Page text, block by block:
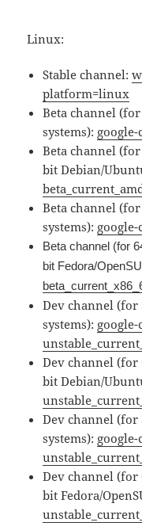
Linux:
Stable channel:
platform=linux
Beta channel
systems):
Beta channel (for
bit Debian/
Beta channel (for
systems):
Beta channel (for
bit Fedora/
Dev channel (for
systems):
Dev channel (for
bit Debian/
Dev channel (for
systems):
Dev channel (for
bit Fedora/